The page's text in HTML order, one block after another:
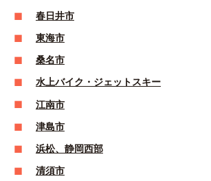
春日井市
東海市
桑名市
水上バイク・ジェットスキー
江南市
津島市
浜松、静岡西部
清須市